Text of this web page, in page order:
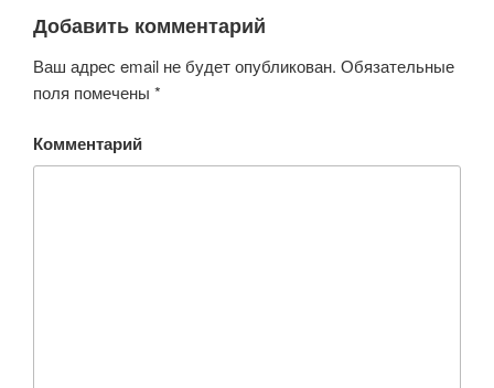
Добавить комментарий
Ваш адрес email не будет опубликован. Обязательные
поля помечены *
Комментарий